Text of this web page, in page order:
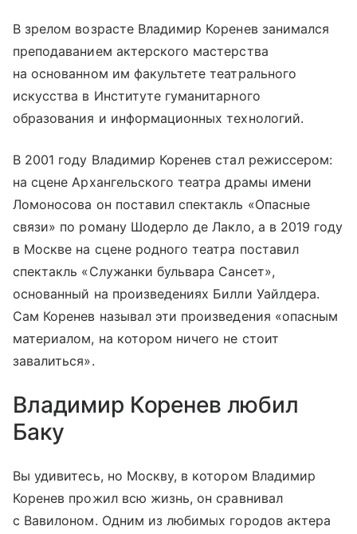
В зрелом возрасте Владимир Коренев занимался
преподаванием актерского мастерства
на основанном им факультете театрального
искусства в Институте гуманитарного
образования и информационных технологий.
В 2001 году Владимир Коренев стал режиссером:
на сцене Архангельского театра драмы имени
Ломоносова он поставил спектакль «Опасные
связи» по роману Шодерло де Лакло, а в 2019 году
в Москве на сцене родного театра поставил
спектакль «Служанки бульвара Сансет»,
основанный на произведениях Билли Уайлдера.
Сам Коренев называл эти произведения «опасным
материалом, на котором ничего не стоит
завалиться».
Владимир Коренев любил
Баку
Вы удивитесь, но Москву, в котором Владимир
Коренев прожил всю жизнь, он сравнивал
с Вавилоном. Одним из любимых городов актера